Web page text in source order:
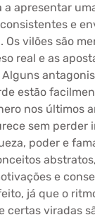
a apresentar
e
Os vilões são
real e as
estão
nos últimos
sem perder
poder e
e
já que o
certas viradas